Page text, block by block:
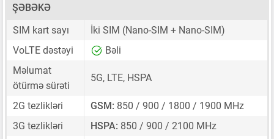
ŞƏBƏKƏ
SIM kart sayı
İki SIM (Nano-SIM + Nano-SIM)
VoLTE dəstəyi
Bəli
Məlumat
ötürmə sürəti
5G, LTE, HSPA
2G tezlikləri GSM: 850 / 900 / 1800 / 1900 MHz
3G tezlikləri
HSPA: 850 / 900 / 2100 MHz